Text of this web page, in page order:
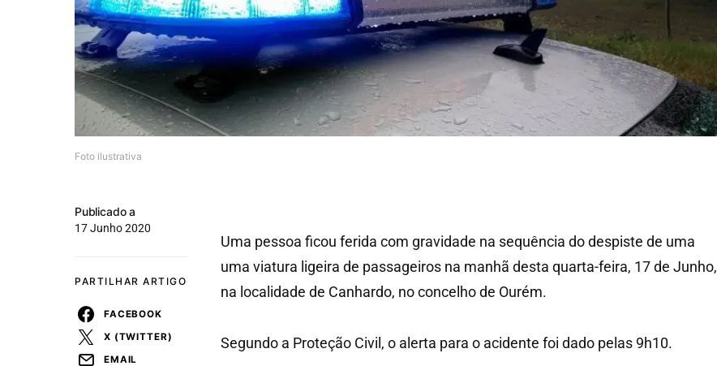
Foto ilustrativa
Publicado a
17 Junho 2020
PARTILHAR ARTIGO
FACEBOOK
X (TWITTER)
EMAIL
Uma pessoa ficou ferida com gravidade na sequência do despiste de uma
uma viatura ligeira de passageiros na manhã desta quarta-feira, 17 de Junho,
na localidade de Canhardo, no concelho de Ourém.
Segundo a Proteção Civil, o alerta para o acidente foi dado pelas 9h10.